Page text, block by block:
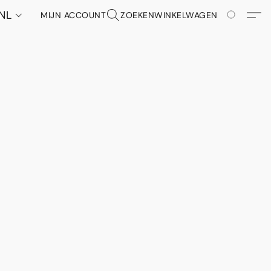
MIJN ACCOUNT ZOEKENWINKELWAGEN